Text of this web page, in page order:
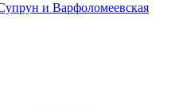
и Варфоломеевская